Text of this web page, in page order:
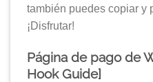
también puedes copiar y
¡Disfrutar!
Página de pago de
Hook Guide]